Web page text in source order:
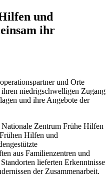
und
ihr
und Orte
niedrigschwelligen Zugang
und ihre Angebote der
Zentrum Frühe Hilfen
Hilfen und
aus Familienzentren und
lieferten Erkenntnisse
der Zusammenarbeit.